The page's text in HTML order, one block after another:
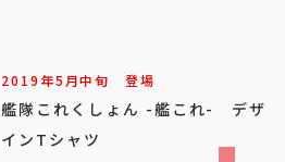
2019年5月中旬 登場
艦隊これくしょん -艦これ- デザ
インTシャツ